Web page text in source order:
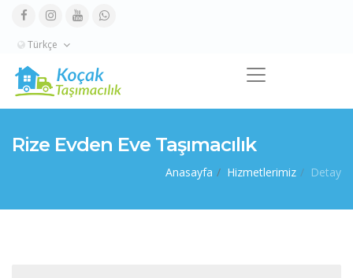
Türkçe
Rize Evden Eve Taşımacılık
Anasayfa Hizmetlerimiz Detay